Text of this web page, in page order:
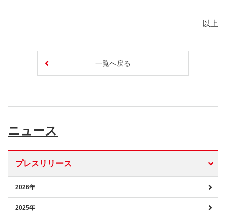
以上
一覧へ戻る
ニュース
プレスリリース
2026年
2025年